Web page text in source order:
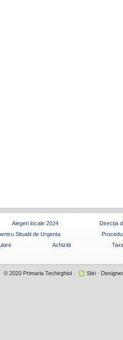
Alegeri locale 2024
Direcția
Situatii de Urgenta
Achizitii
© 2020 Primaria Techirghiol· Stiri·